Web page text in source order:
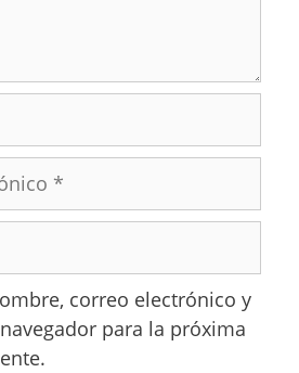
correo electrónico y
para la próxima